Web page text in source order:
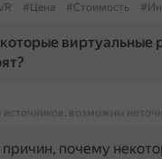
#Цена #Стоимость
виртуальные
источников, возможны
почему